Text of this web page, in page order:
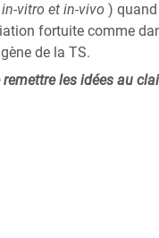
in-vitro et in-vivo )
fortuite comme
de la TS.
les idées au